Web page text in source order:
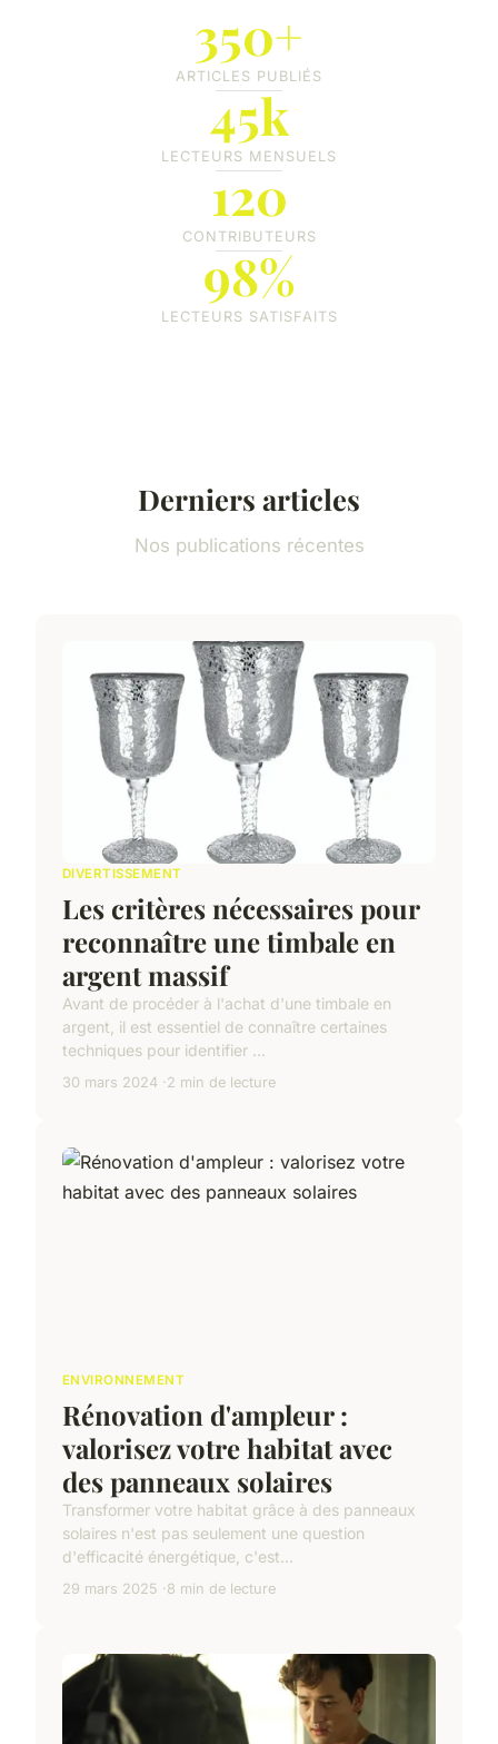
350+
ARTICLES PUBLIÉS
45k
LECTEURS MENSUELS
120
CONTRIBUTEURS
98%
LECTEURS SATISFAITS
Derniers articles
Nos publications récentes
DIVERTISSEMENT
Les critères nécessaires pour
reconnaître une timbale en
argent massif
Avant de procéder à l'achat d'une timbale en
argent, il est essentiel de connaître certaines
techniques pour identifier ...
30 mars 2024 2 min de lecture
ENVIRONNEMENT
Rénovation d'ampleur :
valorisez votre habitat avec
des panneaux solaires
Transformer votre habitat grâce à des panneaux
solaires n'est pas seulement une question
d'efficacité énergétique, c'est...
29 mars 2025 8 min de lecture